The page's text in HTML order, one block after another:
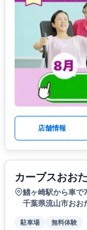
店舗情報
カーブスおお
鰭ヶ崎駅から車で
千葉県流山市おお
駐車場 無料体験